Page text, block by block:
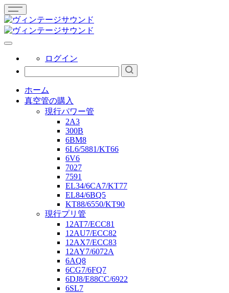
ログイン
ホーム
真空管の購入
現行パワー管
2A3
300B
6BM8
6L6/5881/KT66
6V6
7027
7591
EL34/6CA7/KT77
EL84/6BQ5
KT88/6550/KT90
現行プリ管
12AT7/ECC81
12AU7/ECC82
12AX7/ECC83
12AY7/6072A
6AQ8
6CG7/6FQ7
6DJ8/E88CC/6922
6SL7